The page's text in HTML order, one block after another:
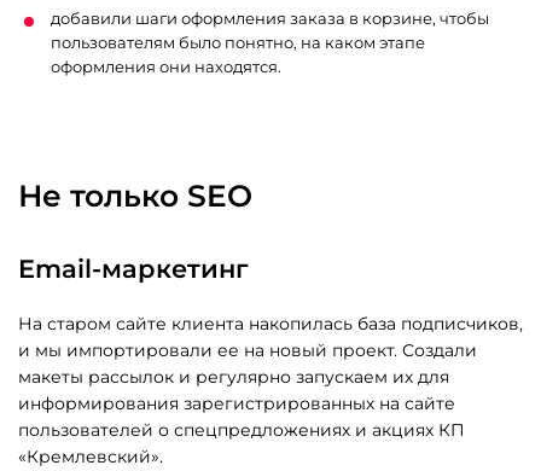
добавили шаги оформления заказа в корзине, чтобы
пользователям было понятно, на каком этапе
оформления они находятся.
Не только SEO
Email-маркетинг
На старом сайте клиента накопилась база подписчиков,
и мы импортировали ее на новый проект. Создали
макеты рассылок и регулярно запускаем их для
информирования зарегистрированных на сайте
пользователей о спецпредложениях и акциях КП
«Кремлевский».